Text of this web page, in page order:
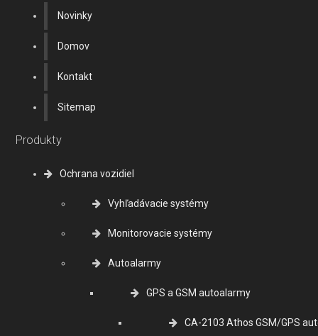
Novinky
Domov
Kontakt
Sitemap
Produkty
Ochrana vozidiel
Vyhľadávacie systémy
Monitorovacie systémy
Autoalarmy
GPS a GSM autoalarmy
CA-2103 Athos GSM/GPS